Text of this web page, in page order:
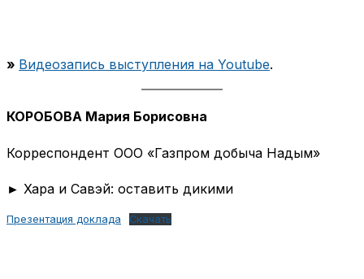
» Видеозапись выступления на Youtube.
КОРОБОВА Мария Борисовна
Корреспондент ООО «Газпром добыча Надым»
► Хара и Савэй: оставить дикими
Презентация доклада Скачать